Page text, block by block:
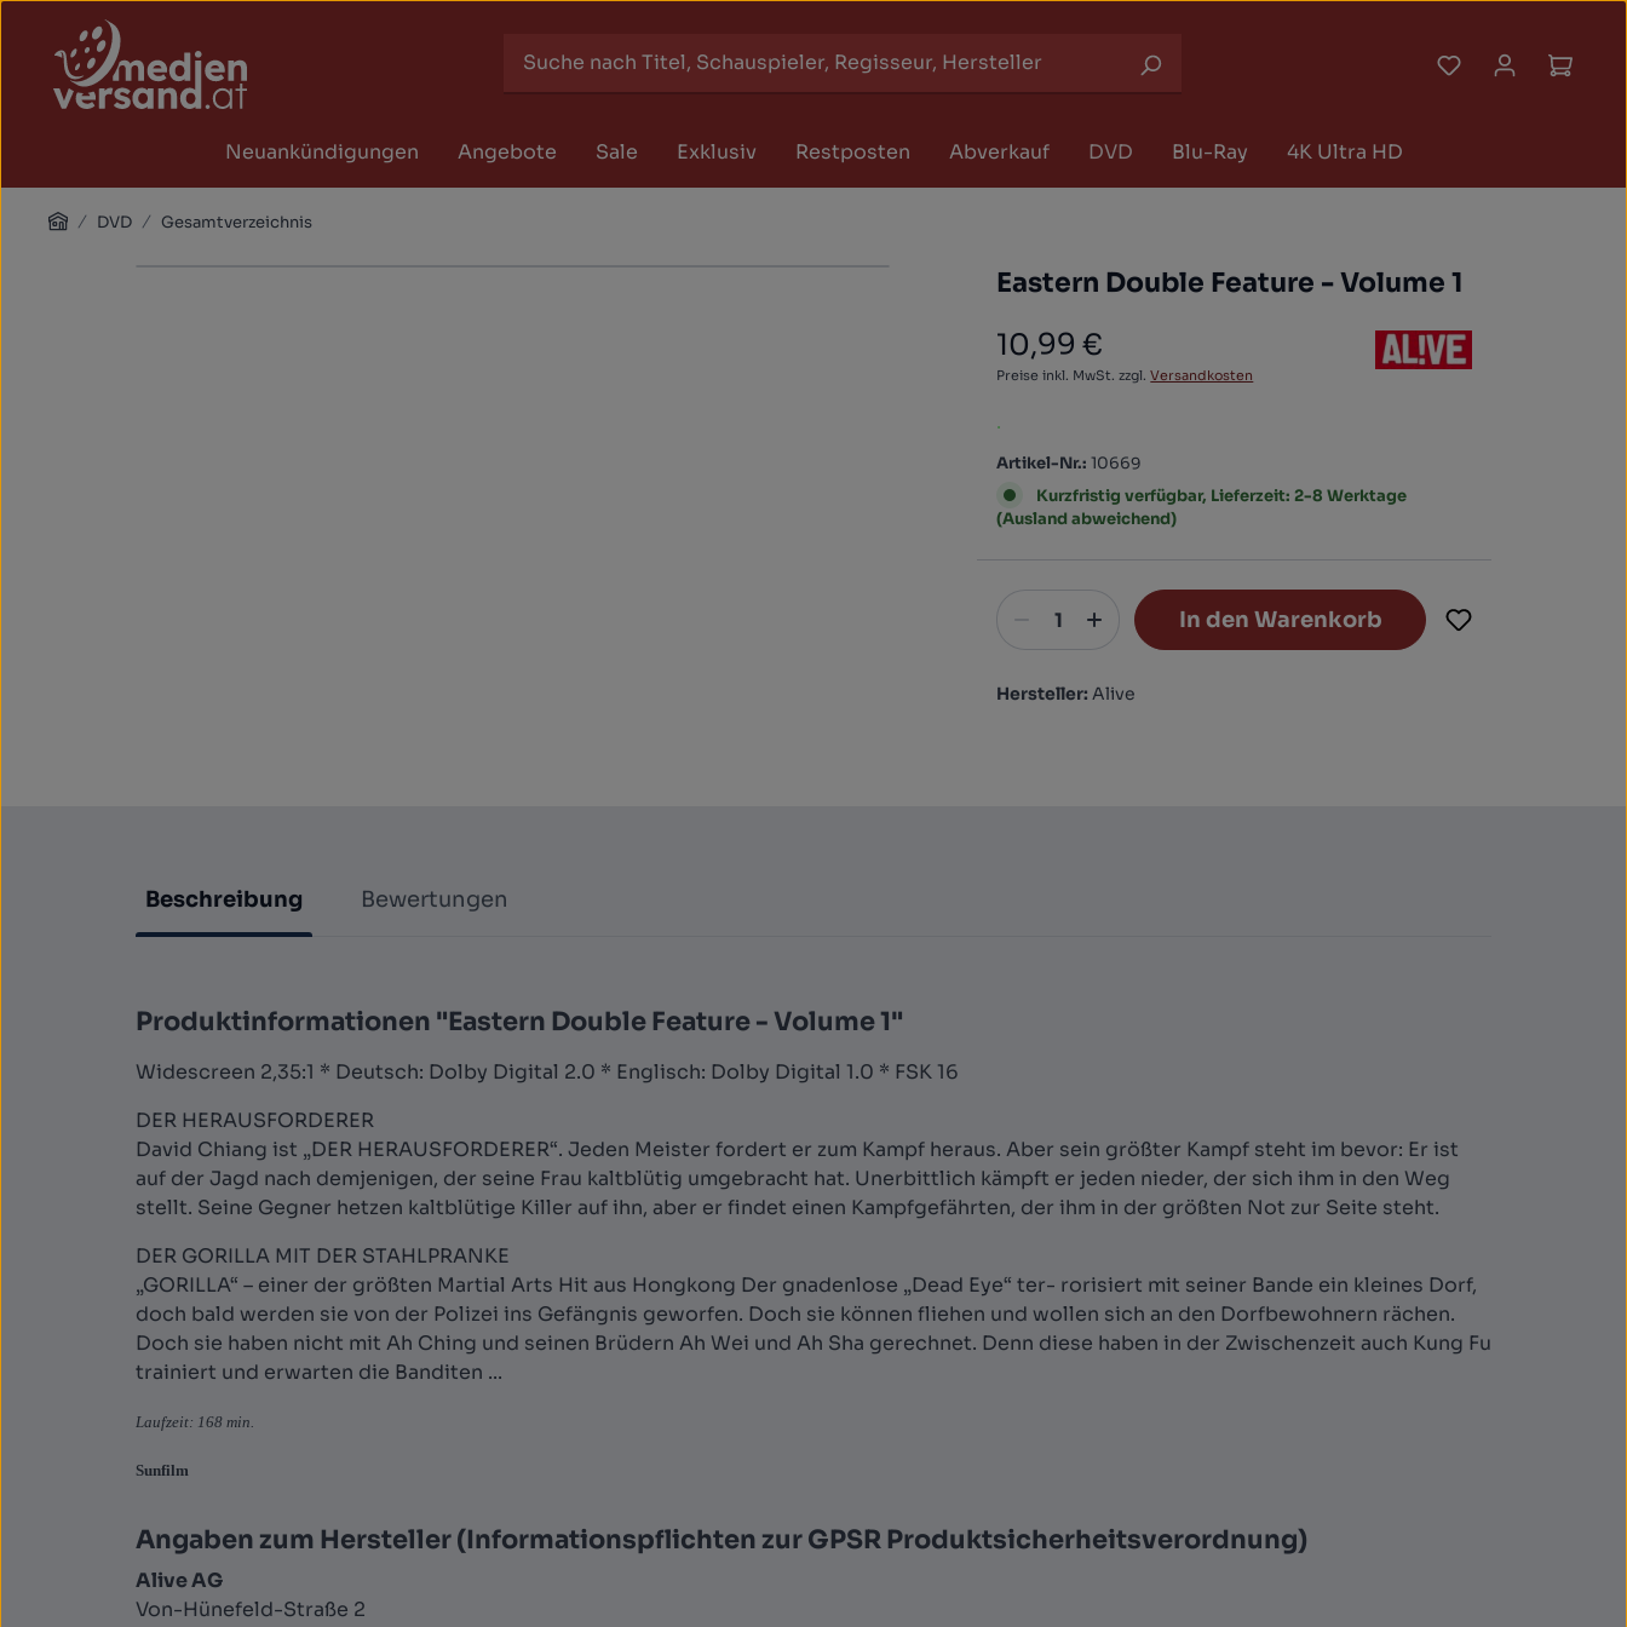
Zum Hauptinhalt springen
Zur Suche springen
Zur Hauptnavigation springen
Du hast 0
Neuankündigungen Angebote Sale Exklusiv Restposten Abverkauf DVD Blu-Ray 4K Ultra HD
HomeDVD Gesamtverzeichnis
Eastern Double Feature - Volume 1
Regulärer Preis:
10,99 €
Preise inkl. MwSt. zzgl.Versandkosten
.
Artikel-Nr.:10669
Kurzfristig verfügbar, Lieferzeit: 2-8 Werktage
(Ausland abweichend)
In den Warenkorb
Hersteller:Alive
Beschreibung Bewertungen
Produktinformationen "Eastern Double Feature - Volume 1"
Widescreen 2,35:1 * Deutsch: Dolby Digital 2.0 * Englisch: Dolby Digital 1.0 * FSK 16
DER HERAUSFORDERER
David Chiang ist „DER HERAUSFORDERER“. Jeden Meister fordert er zum Kampf heraus. Aber sein größter Kampf steht im bevor: Er ist
auf der Jagd nach demjenigen, der seine Frau kaltblütig umgebracht hat. Unerbittlich kämpft er jeden nieder, der sich ihm in den Weg
stellt. Seine Gegner hetzen kaltblütige Killer auf ihn, aber er findet einen Kampfgefährten, der ihm in der größten Not zur Seite steht.
DER GORILLA MIT DER STAHLPRANKE
„GORILLA“ – einer der größten Martial Arts Hit aus Hongkong Der gnadenlose „Dead Eye“ ter- rorisiert mit seiner Bande ein kleines Dorf,
doch bald werden sie von der Polizei ins Gefängnis geworfen. Doch sie können fliehen und wollen sich an den Dorfbewohnern rächen.
Doch sie haben nicht mit Ah Ching und seinen Brüdern Ah Wei und Ah Sha gerechnet. Denn diese haben in der Zwischenzeit auch Kung Fu
trainiert und erwarten die Banditen ...
Laufzeit: 168 min.
Sunfilm
Angaben zum Hersteller (Informationspflichten zur GPSR Produktsicherheitsverordnung)
Alive AG
Von-Hünefeld-Straße 2